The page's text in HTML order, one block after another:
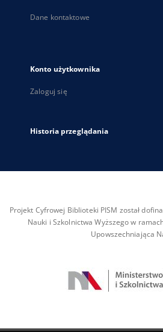
Dane kontaktowe
Konto użytkownika
Zaloguj się
Historia przeglądania
Projekt Cyfrowej Biblioteki PISM został
Nauki i Szkolnictwa Wyższego w
Upowszechniająca